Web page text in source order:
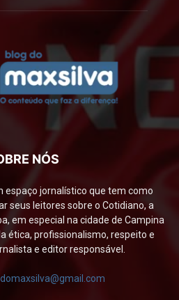
NÓS
espaço jornalístico que tem como
seus leitores sobre o Cotidiano, a
em especial na cidade de Campina
ética, profissionalismo, respeito e
e editor responsável.